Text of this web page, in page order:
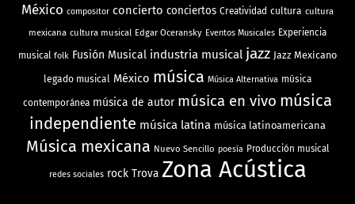
México compositor concierto conciertos Creatividad cultura cultura
mexicana cultura musical Edgar Oceransky Eventos Musicales Experiencia
musical folk Fusión Musical industria musical jazz Jazz Mexicano
legado musical México música Música Alternativa música
contemporánea música de autor música en vivo música
independiente música latina música latinoamericana
Música mexicana Nuevo Sencillo poesía Producción musical
redes sociales rock Trova Zona Acústica